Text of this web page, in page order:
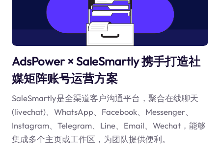
AdsPower × SaleSmartly 携手打造社
媒矩阵账号运营方案
SaleSmartly是全渠道客户沟通平台，聚合在线聊天
(livechat)、WhatsApp、Facebook、Messenger、
Instagram、Telegram、Line、Email、Wechat，能够
集成多个主页或工作区，为团队提供便利。